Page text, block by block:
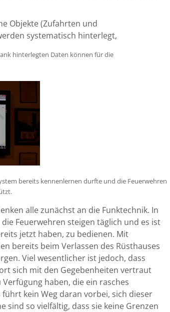
Objekte (Zufahrten und
systematisch hinterlegt,
hinterlegten Daten können für die
bereits kennenlernen durfte und die Feuerwehren
alle zunächst an die Funktechnik. In
Feuerwehren steigen täglich und es ist
jetzt haben, zu bedienen. Mit
bereits beim Verlassen des Rüsthauses
Viel wesentlicher ist jedoch, dass
sich mit den Gegebenheiten vertraut
haben, die ein rasches
kein Weg daran vorbei, sich dieser
sind so vielfältig, dass sie keine Grenzen